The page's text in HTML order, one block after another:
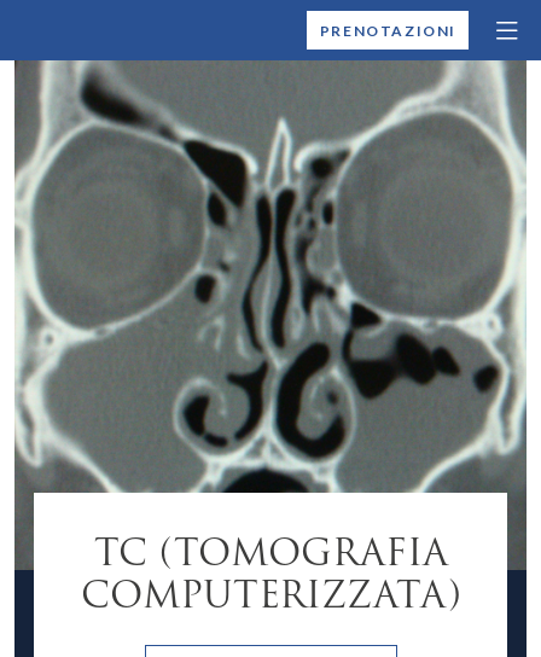
MONTALLEGROPRENOTAZIONI
TC (TOMOGRAFIA
COMPUTERIZZATA)